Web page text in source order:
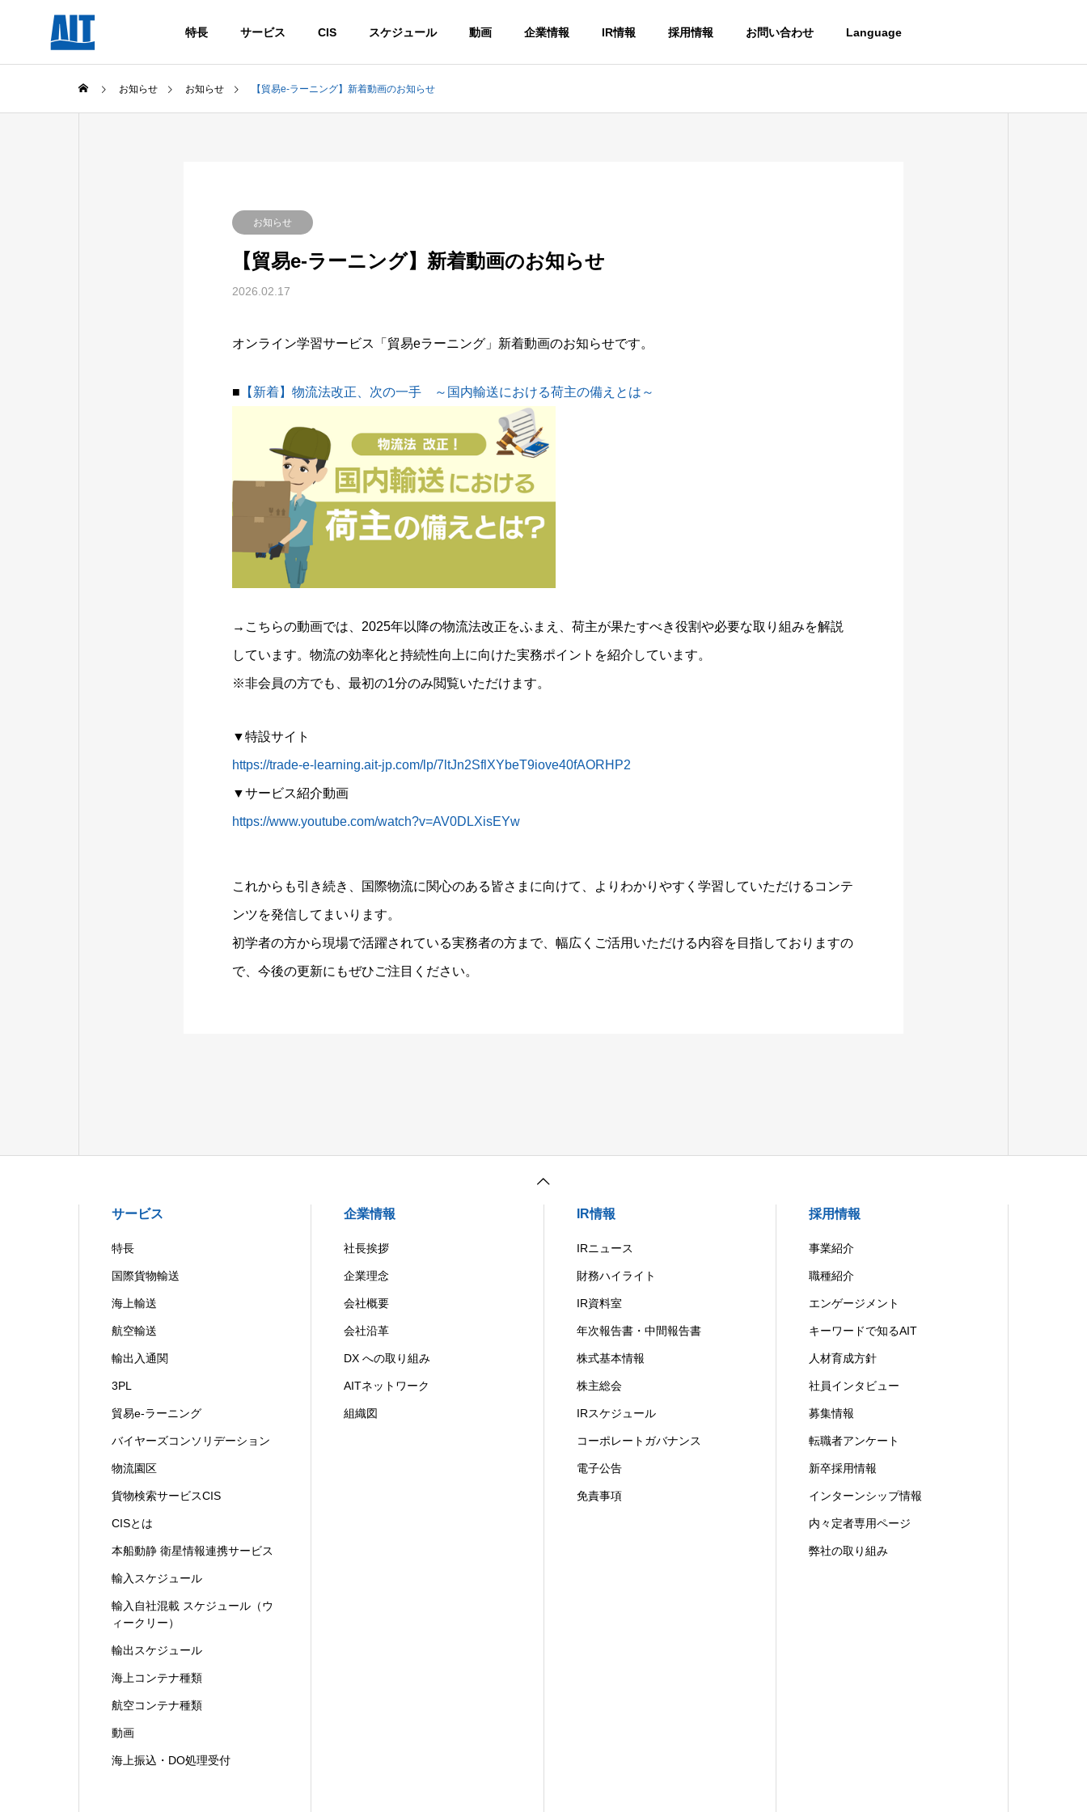
特長 サービス CIS スケジュール 動画 企業情報 IR情報 採用情報 お問い合わせ Language
お知らせ お知らせ 【貿易e-ラーニング】新着動画のお知らせ
お知らせ
【貿易e-ラーニング】新着動画のお知らせ
2026.02.17
オンライン学習サービス「貿易eラーニング」新着動画のお知らせです。
■ 【新着】物流法改正、次の一手 ～国内輸送における荷主の備えとは～
→こちらの動画では、2025年以降の物流法改正をふまえ、荷主が果たすべき役割や必要な取り組みを解説
しています。物流の効率化と持続性向上に向けた実務ポイントを紹介しています。
※非会員の方でも、最初の1分のみ閲覧いただけます。
▼特設サイト
https://trade-e-learning.ait-jp.com/lp/7ltJn2SflXYbeT9iove40fAORHP2
▼サービス紹介動画
https://www.youtube.com/watch?v=AV0DLXisEYw
これからも引き続き、国際物流に関心のある皆さまに向けて、よりわかりやすく学習していただけるコンテ
ンツを発信してまいります。
初学者の方から現場で活躍されている実務者の方まで、幅広くご活用いただける内容を目指しておりますの
で、今後の更新にもぜひご注目ください。
サービス
特長
国際貨物輸送
海上輸送
航空輸送
輸出入通関
3PL
貿易e-ラーニング
バイヤーズコンソリデーション
物流園区
貨物検索サービスCIS
CISとは
本船動静 衛星情報連携サービス
輸入スケジュール
輸入自社混載 スケジュール（ウ
ィークリー）
輸出スケジュール
海上コンテナ種類
航空コンテナ種類
動画
海上振込・DO処理受付
企業情報
社長挨拶
企業理念
会社概要
会社沿革
DX への取り組み
AITネットワーク
組織図
IR情報
IRニュース
財務ハイライト
IR資料室
年次報告書・中間報告書
株式基本情報
株主総会
IRスケジュール
コーポレートガバナンス
電子公告
免責事項
採用情報
事業紹介
職種紹介
エンゲージメント
キーワードで知るAIT
人材育成方針
社員インタビュー
募集情報
転職者アンケート
新卒採用情報
インターンシップ情報
内々定者専用ページ
弊社の取り組み